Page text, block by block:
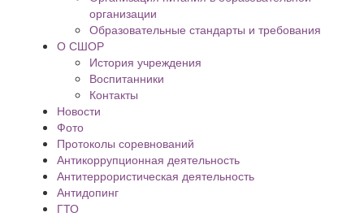
организации
Образовательные стандарты и требования
О СШОР
История учреждения
Воспитанники
Контакты
Новости
Фото
Протоколы соревнований
Антикоррупционная деятельность
Антитеррористическая деятельность
Антидопинг
ГТО